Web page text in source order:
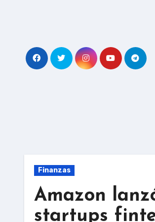
Finanzas
Amazon
startups